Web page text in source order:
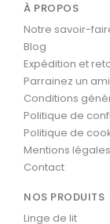
À PROPOS
Notre savoir-
Blog
Expédition et
Parrainez un ami
Conditions
Politique de
Politique de
Mentions légales
Contact
NOS PRODUITS
Linge de lit